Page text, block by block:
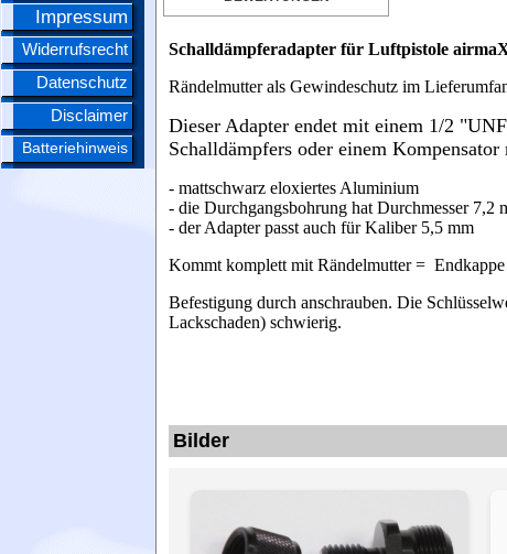
Impressum
Widerrufsrecht
Datenschutz
Disclaimer
Batteriehinweis
Schalldämpferadapter für Luftpistole
Rändelmutter als Gewindeschutz im
Dieser Adapter endet mit einem 1/2
Schalldämpfers oder einem
- mattschwarz eloxiertes Aluminium
- die Durchgangsbohrung hat Durchmesser 7,2
- der Adapterpasst auch für Kaliber 5,5 mm
Kommt komplett mit Rändelmutter =
Befestigung durch anschrauben. Die
Lackschaden) schwierig.
Bilder